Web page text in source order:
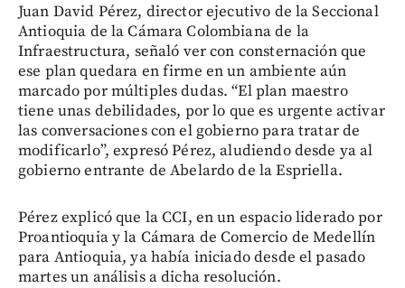
Juan David Pérez, director ejecutivo de la Seccional
Antioquia de la Cámara Colombiana de la
Infraestructura, señaló ver con consternación que
ese plan quedara en firme en un ambiente aún
marcado por múltiples dudas. “El plan maestro
tiene unas debilidades, por lo que es urgente activar
las conversaciones con el gobierno para tratar de
modificarlo”, expresó Pérez, aludiendo desde ya al
gobierno entrante de Abelardo de la Espriella.
Pérez explicó que la CCI, en un espacio liderado por
Proantioquia y la Cámara de Comercio de Medellín
para Antioquia, ya había iniciado desde el pasado
martes un análisis a dicha resolución.